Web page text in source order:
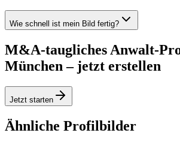
Wie schnell ist mein Bild fertig?
M&A-taugliches Anwalt-
München – jetzt erstellen
Jetzt starten
Ähnliche Profilbilder